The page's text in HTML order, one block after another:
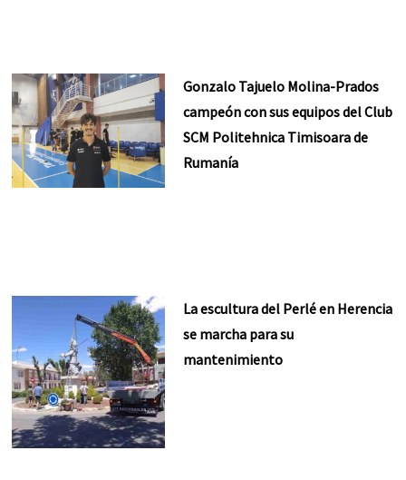
Gonzalo Tajuelo Molina-Prados
campeón con sus equipos del Club
SCM Politehnica Timisoara de
Rumanía
La escultura del Perlé en Herencia
se marcha para su
mantenimiento